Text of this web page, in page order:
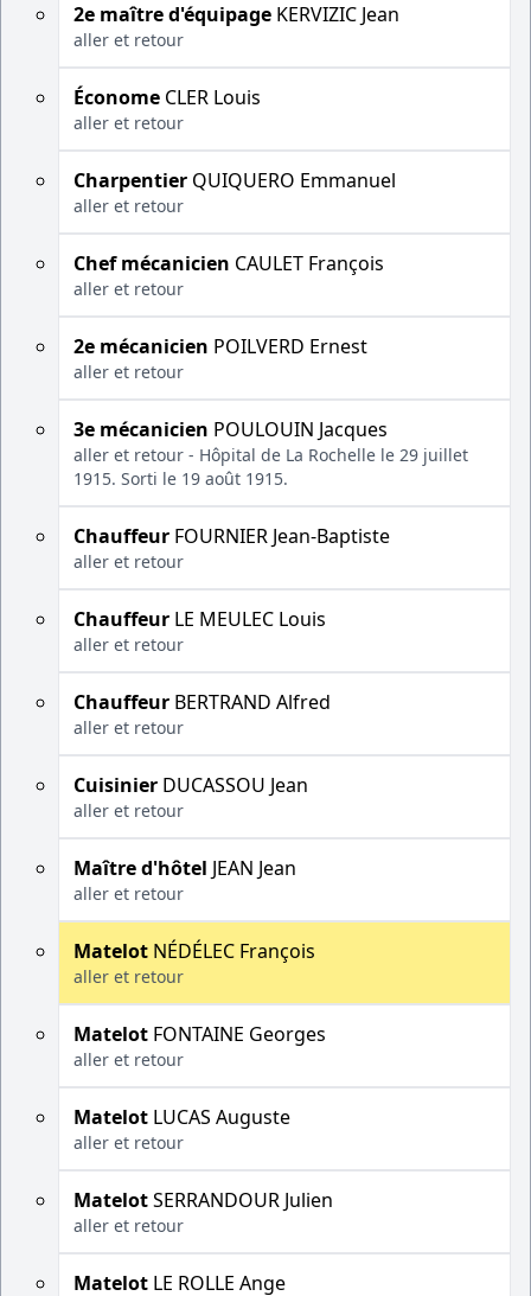
2e maître d'équipage KERVIZIC Jean
aller et retour
Économe CLER Louis
aller et retour
Charpentier QUIQUERO Emmanuel
aller et retour
Chef mécanicien CAULET François
aller et retour
2e mécanicien POILVERD Ernest
aller et retour
3e mécanicien POULOUIN Jacques
aller et retour - Hôpital de La Rochelle le 29 juillet
1915. Sorti le 19 août 1915.
Chauffeur FOURNIER Jean-Baptiste
aller et retour
Chauffeur LE MEULEC Louis
aller et retour
Chauffeur BERTRAND Alfred
aller et retour
Cuisinier DUCASSOU Jean
aller et retour
Maître d'hôtel JEAN Jean
aller et retour
Matelot NÉDÉLEC François
aller et retour
Matelot FONTAINE Georges
aller et retour
Matelot LUCAS Auguste
aller et retour
MatelotSERRANDOUR Julien
aller et retour
Matelot LE ROLLE Ange